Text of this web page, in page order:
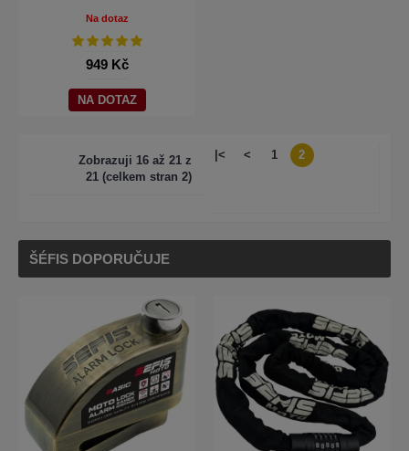
Na dotaz
949 Kč
NA DOTAZ
Zobrazuji 16 až 21 z
21 (celkem stran 2)
|< < 1 2
ŠÉFIS DOPORUČUJE